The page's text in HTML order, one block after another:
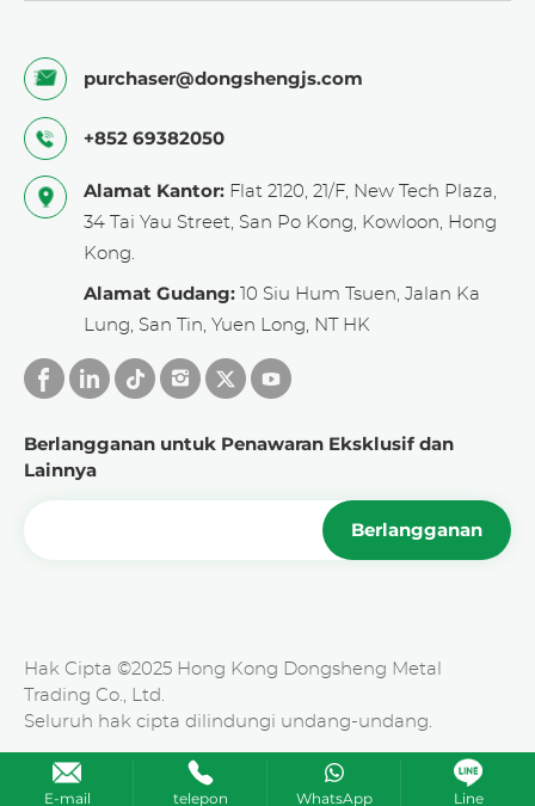
purchaser@dongshengjs.com
+852 69382050
Alamat Kantor: Flat 2120, 21/F, New Tech Plaza,
34 Tai Yau Street, San Po Kong, Kowloon, Hong
Kong.
Alamat Gudang: 10 Siu Hum Tsuen, Jalan Ka
Lung, San Tin, Yuen Long, NT HK
Berlangganan untuk Penawaran Eksklusif dan
Lainnya
Berlangganan
Hak Cipta ©2025 Hong Kong Dongsheng Metal
Trading Co., Ltd.
Seluruh hak cipta dilindungi undang-undang.
E-mail telepon WhatsApp Line